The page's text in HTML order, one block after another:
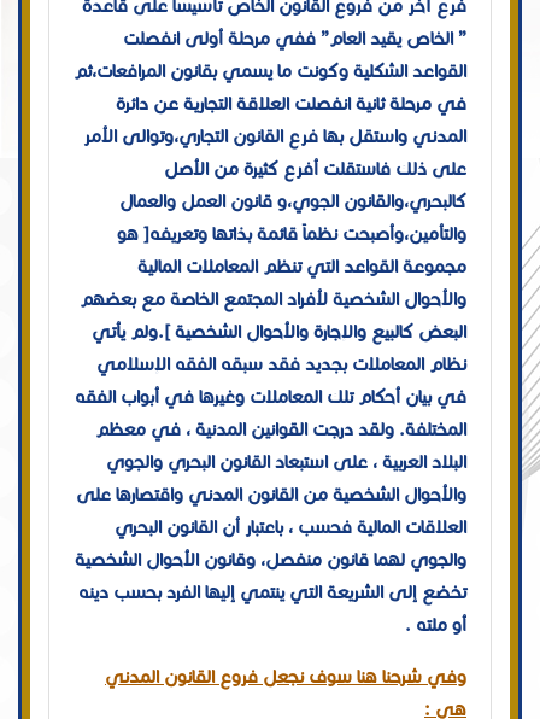
فرع آخر من فروع القانون الخاص تأسيسا على قاعدة
” الخاص يقيد العام” ففي مرحلة أولى انفصلت
القواعد الشكلية وكونت ما يسمي بقانون المرافعات،ثم
في مرحلة ثانية انفصلت العلاقة التجارية عن دائرة
المدني واستقل بها فرع القانون التجاري،وتوالى الأمر
على ذلك فاستقلت أفرع كثيرة من الأصل
كالبحري،والقانون الجوي،و قانون العمل والعمال
والتأمين،وأصبحت نظماً قائمة بذاتها وتعريفه[ هو
مجموعة القواعد التي تنظم المعاملات المالية
والأحوال الشخصية لأفراد المجتمع الخاصة مع بعضهم
البعض كالبيع والإجارة والأحوال الشخصية ].ولم يأتي
نظام المعاملات بجديد فقد سبقه الفقه الإسلامي
في بيان أحكام تلك المعاملات وغيرها في أبواب الفقه
المختلفة. ولقد درجت القوانين المدنية ، في معظم
البلاد العربية ، على استبعاد القانون البحري والجوي
والأحوال الشخصية من القانون المدني واقتصارها على
العلاقات المالية فحسب ، باعتبار أن القانون البحري
والجوي لهما قانون منفصل، وقانون الأحوال الشخصية
تخضع إلى الشريعة التي ينتمي إليها الفرد بحسب دينه
أو ملته .
وفي شرحنا هنا سوف نجعل فروع القانون المدني
هي :